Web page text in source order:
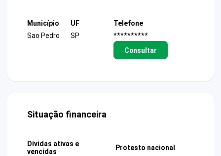
Município
Sao Pedro
UF
SP
Telefone
**********
Consultar
Situação financeira
Dívidas ativas e
vencidas
Protesto nacional